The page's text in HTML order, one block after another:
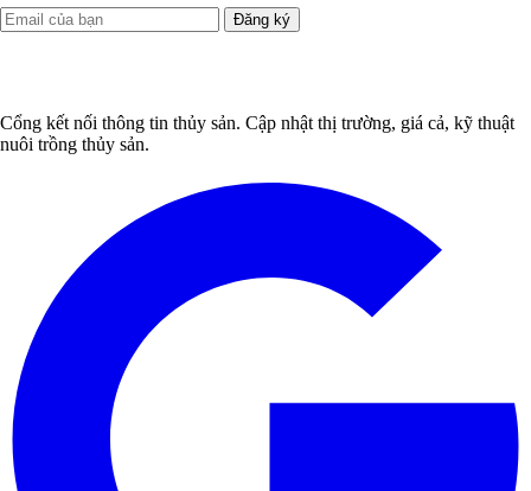
Đăng ký
Cổng kết nối thông tin thủy sản. Cập nhật thị trường, giá cả, kỹ thuật
nuôi trồng thủy sản.